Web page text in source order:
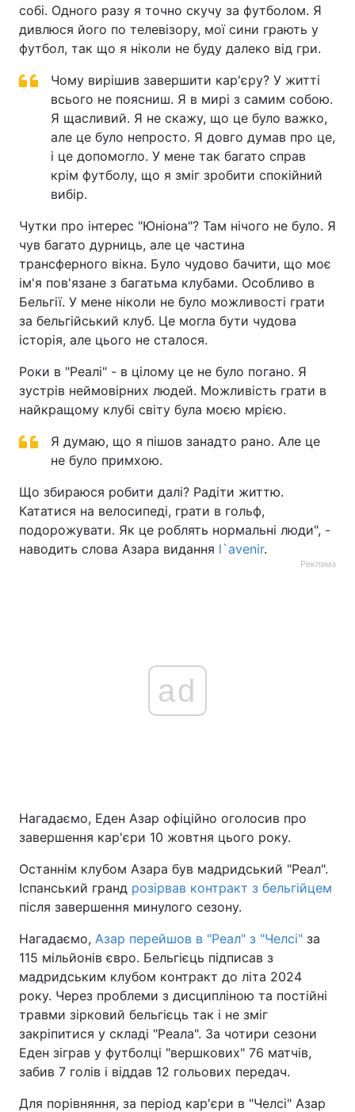
собі. Одного разу я точно скучу за футболом. Я
дивлюся його по телевізору, мої сини грають у
футбол, так що я ніколи не буду далеко від гри.
Чому вирішив завершити кар'єру? У житті
всього не поясниш. Я в мирі з самим собою.
Я щасливий. Я не скажу, що це було важко,
але це було непросто. Я довго думав про це,
і це допомогло. У мене так багато справ
крім футболу, що я зміг зробити спокійний
вибір.
Чутки про інтерес "Юніона"? Там нічого не було. Я
чув багато дурниць, але це частина
трансферного вікна. Було чудово бачити, що моє
ім'я пов'язане з багатьма клубами. Особливо в
Бельгії. У мене ніколи не було можливості грати
за бельгійський клуб. Це могла бути чудова
історія, але цього не сталося.
Роки в "Реалі" - в цілому це не було погано. Я
зустрів неймовірних людей. Можливість грати в
найкращому клубі світу була моєю мрією.
Я думаю, що я пішов занадто рано. Але це
не було примхою.
Що збираюся робити далі? Радіти життю.
Кататися на велосипеді, грати в гольф,
подорожувати. Як це роблять нормальні люди", -
наводить слова Азара видання l`avenir.
Реклама
ad
Нагадаємо, Еден Азар офіційно оголосив про
завершення кар'єри 10 жовтня цього року.
Останнім клубом Азара був мадридський "Реал".
Іспанський гранд розірвав контракт з бельгійцем
після завершення минулого сезону.
Нагадаємо, Азар перейшов в "Реал" з "Челсі" за
115 мільйонів євро. Бельгієць підписав з
мадридським клубом контракт до літа 2024
року. Через проблеми з дисципліною та постійні
травми зірковий бельгієць так і не зміг
закріпитися у складі "Реала". За чотири сезони
Еден зіграв у футболці "вершкових" 76 матчів,
забив 7 голів і віддав 12 гольових передач.
Для порівняння, за період кар'єри в "Челсі" Азар